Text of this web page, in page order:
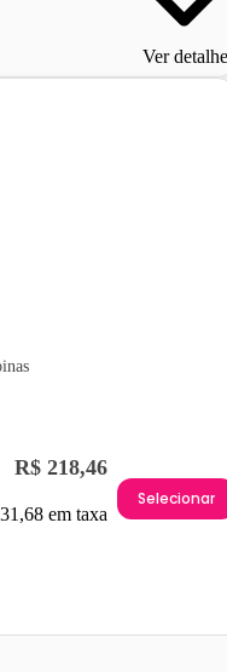
Ver
R$ 218,46
em taxa
Selecionar